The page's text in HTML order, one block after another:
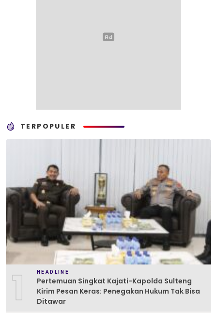
TERPOPULER
1 HEADLINE
Pertemuan Singkat Kajati-Kapolda Sulteng
Kirim Pesan Keras: Penegakan Hukum Tak Bisa
Ditawar